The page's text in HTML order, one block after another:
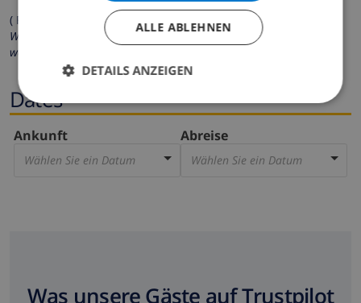
( Felder mit Sternchen (*) müssen ausgefüllt werden )
Wir respektieren Ihre Privatsphäre. Ihre persönlichen Daten
werden zu keiner Zeit an Dritte weitergegeben.
Dates
Ankunft
Wählen Sie ein Datum
Abreise
Wählen Sie ein Datum
Was unsere Gäste auf Trustpilot
ALLE ABLEHNEN
DETAILS ANZEIGEN